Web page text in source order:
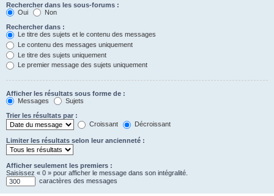
Rechercher dans les sous-forums :
Oui
Non
Rechercher dans :
Le titre des sujets et le contenu des messages
Le contenu des messages uniquement
Le titre des sujets uniquement
Le premier message des sujets uniquement
Afficher les résultats sous forme de :
Messages
Sujets
Trier les résultats par :
Croissant
Décroissant
Limiter les résultats selon leur ancienneté :
Afficher seulement les premiers :
Saisissez « 0 » pour afficher le message dans son intégralité.
caractères des messages